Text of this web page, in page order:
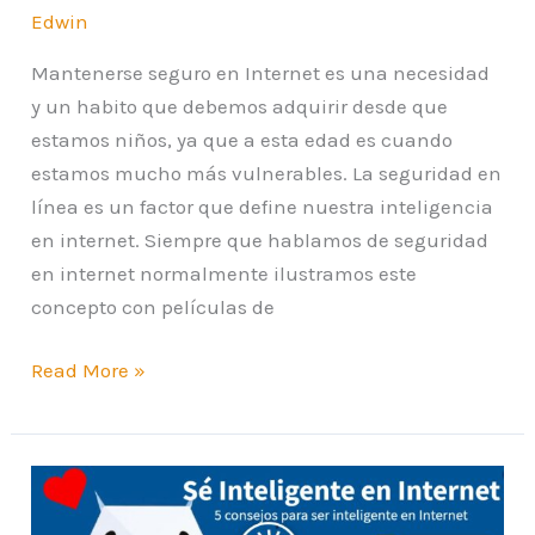
Edwin
Mantenerse seguro en Internet es una necesidad
y un habito que debemos adquirir desde que
estamos niños, ya que a esta edad es cuando
estamos mucho más vulnerables. La seguridad en
línea es un factor que define nuestra inteligencia
en internet. Siempre que hablamos de seguridad
en internet normalmente ilustramos este
concepto con películas de
Read More »
Sé
Inteligente